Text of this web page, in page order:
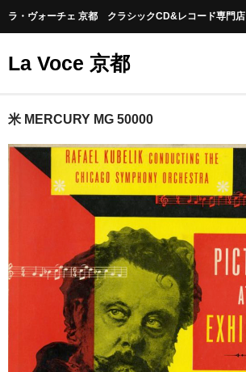
ラ・ヴォーチェ 京都 クラシックCD&レコード専門店
La Voce 京都
CATALOG LP
New arrival
交響曲・管弦楽曲
室内楽曲
器楽曲
声楽曲
米 MERCURY MG 50000